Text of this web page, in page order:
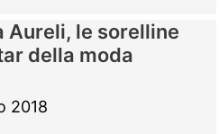
Aureli, le sorelline
della moda
2018